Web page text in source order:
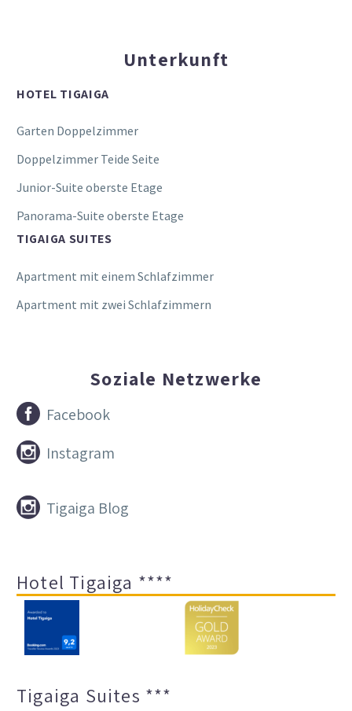
Unterkunft
HOTEL TIGAIGA
Garten Doppelzimmer
Doppelzimmer Teide Seite
Junior-Suite oberste Etage
Panorama-Suite oberste Etage
TIGAIGA SUITES
Apartment mit einem Schlafzimmer
Apartment mit zwei Schlafzimmern
Soziale Netzwerke

 Facebook

 Instagram

 Tigaiga Blog
Hotel Tigaiga ****
Tigaiga Suites ***